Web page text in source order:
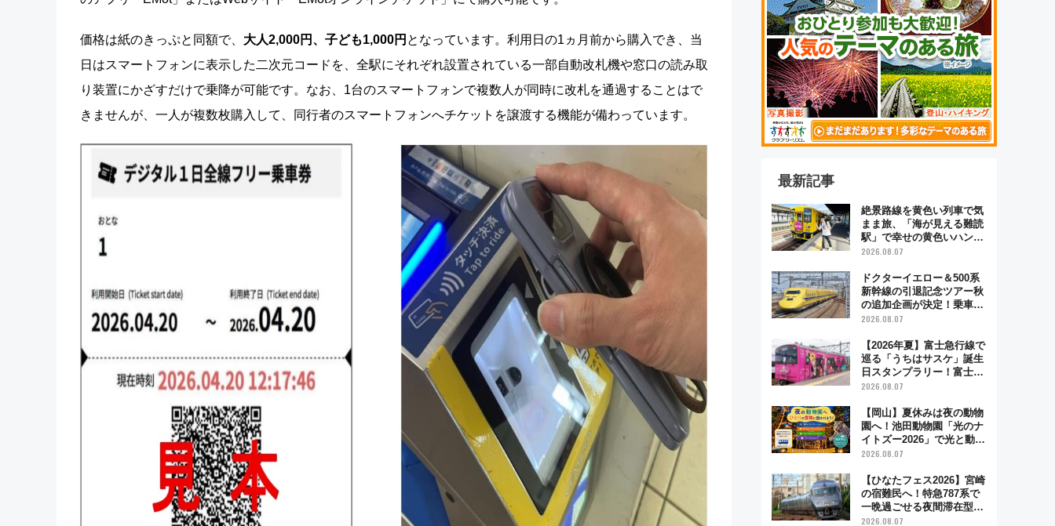
価格は紙のきっぷと同額で、 大人2,000円、子ども1,000円 となっています。利用日の1ヵ月前から購入でき、当
日はスマートフォンに表示した二次元コードを、全駅にそれぞれ設置されている一部自動改札機や窓口の読み取
り装置にかざすだけで乗降が可能です。なお、1台のスマートフォンで複数人が同時に改札を通過することはで
きませんが、一人が複数枚購入して、同行者のスマートフォンへチケットを譲渡する機能が備わっています。
最新記事
絶景路線を黄色い列車で気
まま旅、「海が見える難読
駅」で幸せの黄色いハンカ
チに願いを 「新・鉄道ひ
「島原鉄道」
2026.08.07
ドクターイエロー＆500系
新幹線の引退記念ツアー秋
の追加企画が決定！乗車体
験やグッズ・ホテル情報ま
2026.08.07
【2026年夏】富士急行線で
巡る「うちはサスケ」誕生
日スタンプラリー！富士急
ハイランド限定グルメ＆グ
2026.08.07
【岡山】夏休みは夜の動物
園へ！池田動物園「光のナ
イトズー2026」で光と動物
が彩る特別な夜
2026.08.07
【ひなたフェス2026】宮崎
の宿難民へ！特急787系で
一晩過ごせる夜間滞在型イ
ベント「スワローおひさ
2026.08.07